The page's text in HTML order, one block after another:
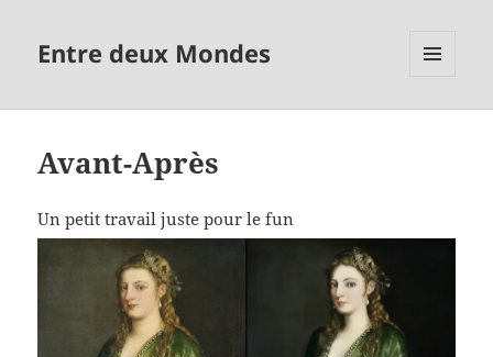
Entre deux Mondes
Avant-Après
Un petit travail juste pour le fun